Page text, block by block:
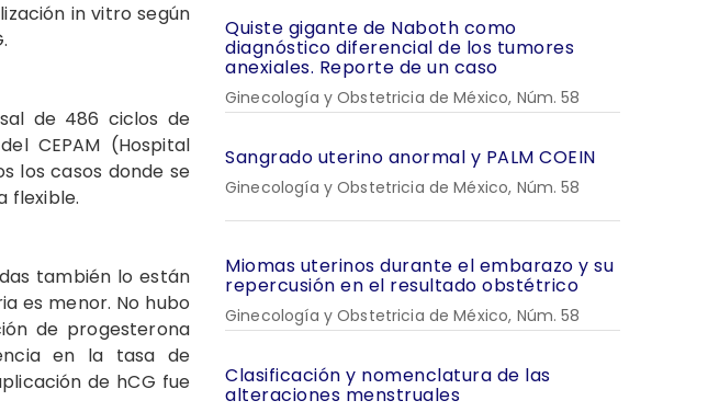
in vitro según
de 486 ciclos de
CEPAM (Hospital
los casos donde se
flexible.
también lo están
es menor. No hubo
de progesterona
en la tasa de
de hCG fue
Quiste gigante de Naboth como
diagnóstico diferencial de los tumores
anexiales. Reporte de un caso
Ginecología y Obstetricia de México, Núm. 58
Sangrado uterino anormal y PALM COEIN
Ginecología y Obstetricia de México, Núm. 58
Miomas uterinos durante el embarazo y su
repercusión en el resultado obstétrico
Ginecología y Obstetricia de México, Núm. 58
Clasificación y nomenclatura de las
alteraciones menstruales